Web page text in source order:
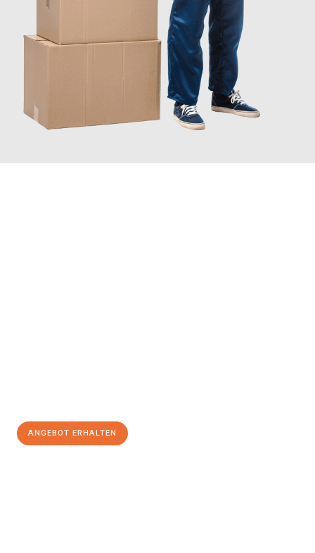
ANGEBOT ERHALTEN